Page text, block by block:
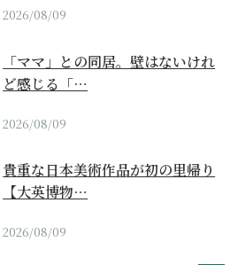
2026/08/09
「ママ」との同居。壁はないけれ
ど感じる「…
2026/08/09
貴重な日本美術作品が初の里帰り
【大英博物…
2026/08/09